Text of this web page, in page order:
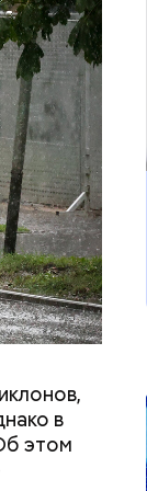
в
этом
можем
№ 1
где
самых
жара